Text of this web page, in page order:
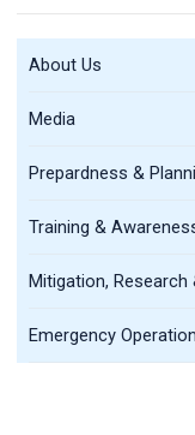
About Us
Media
Prepardness &
Training &
Mitigation, Research
Emergency